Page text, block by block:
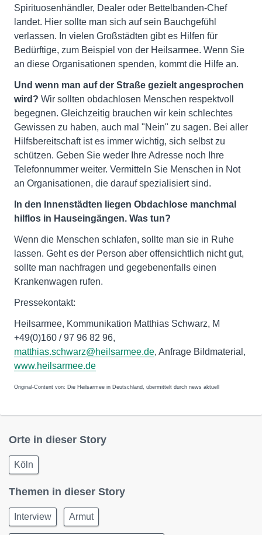
Spirituosenhändler, Dealer oder Bettelbanden-Chef
landet. Hier sollte man sich auf sein Bauchgefühl
verlassen. In vielen Großstädten gibt es Hilfen für
Bedürftige, zum Beispiel von der Heilsarmee. Wenn Sie
an diese Organisationen spenden, kommt die Hilfe an.
Und wenn man auf der Straße gezielt angesprochen
wird? Wir sollten obdachlosen Menschen respektvoll
begegnen. Gleichzeitig brauchen wir kein schlechtes
Gewissen zu haben, auch mal "Nein" zu sagen. Bei aller
Hilfsbereitschaft ist es immer wichtig, sich selbst zu
schützen. Geben Sie weder Ihre Adresse noch Ihre
Telefonnummer weiter. Vermitteln Sie Menschen in Not
an Organisationen, die darauf spezialisiert sind.
In den Innenstädten liegen Obdachlose manchmal
hilflos in Hauseingängen. Was tun?
Wenn die Menschen schlafen, sollte man sie in Ruhe
lassen. Geht es der Person aber offensichtlich nicht gut,
sollte man nachfragen und gegebenenfalls einen
Krankenwagen rufen.
Pressekontakt:
Heilsarmee, Kommunikation Matthias Schwarz, M
+49(0)160 / 97 96 82 96,
matthias.schwarz@heilsarmee.de, Anfrage Bildmaterial,
www.heilsarmee.de
Original-Content von: Die Heilsarmee in Deutschland, übermittelt durch news aktuell
Orte in dieser Story
Köln
Themen in dieser Story
Interview Armut